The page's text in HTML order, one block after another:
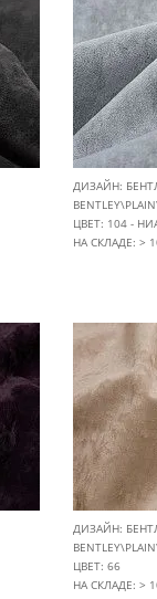
ДИЗАЙН:
ЦВЕТ: 104 -
НА СКЛАДЕ: >
ДИЗАЙН:
ЦВЕТ: 66
НА СКЛАДЕ: >